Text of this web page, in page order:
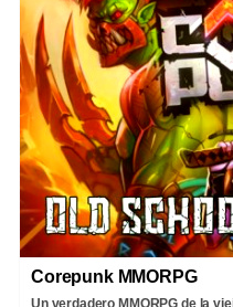
Corepunk MMORPG
Un verdadero MMORPG de la